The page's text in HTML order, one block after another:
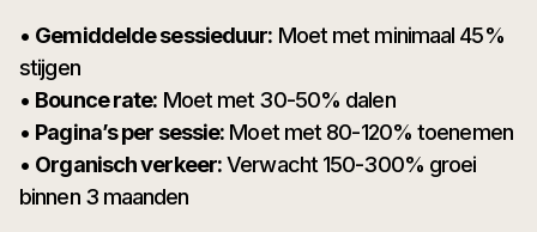
• Gemiddelde sessieduur: Moet met minimaal 45%
stijgen
• Bounce rate: Moet met 30-50% dalen
• Pagina’s per sessie: Moet met 80-120% toenemen
• Organisch verkeer:Verwacht 150-300% groei
binnen 3 maanden